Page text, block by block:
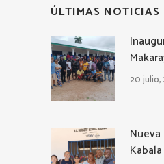
ÚLTIMAS NOTICIAS
20 julio,
Kabala